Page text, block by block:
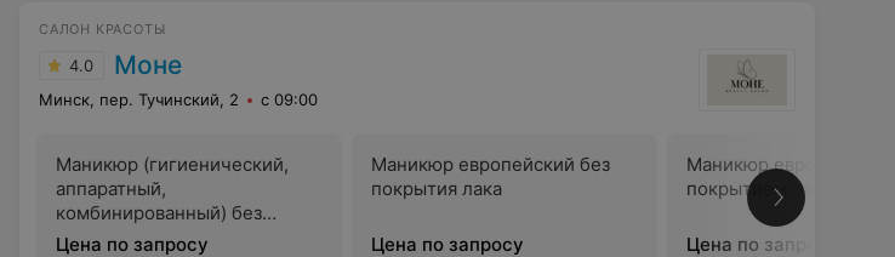
САЛОН КРАСОТЫ
4.0 Моне
Минск, пер. Тучинский, 2 с 09:00
Маникюр (гигиенический,
аппаратный,
комбинированный) без
покрытития лаком
Цена по запросу
Маникюр европейский без
покрытия лака
Цена по запросу
Маникюр европейский с
покрытием лака
Цена по запросу